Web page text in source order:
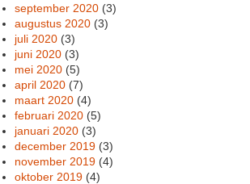
september 2020 (3)
augustus 2020 (3)
juli 2020 (3)
juni 2020 (3)
mei 2020 (5)
april 2020 (7)
maart 2020 (4)
februari 2020 (5)
januari 2020 (3)
december 2019 (3)
november 2019 (4)
oktober 2019 (4)